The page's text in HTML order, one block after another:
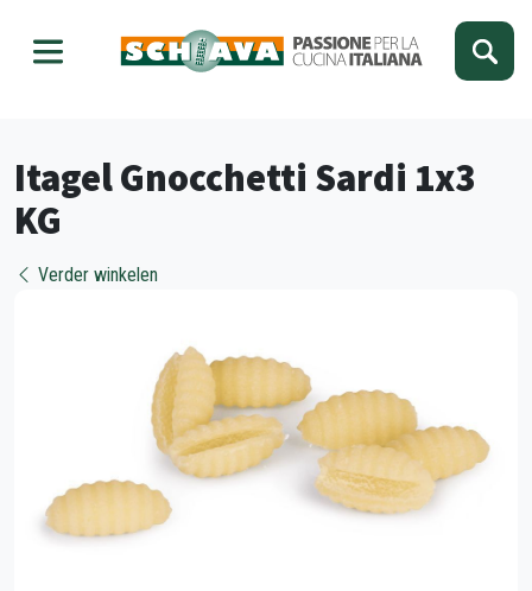
Itagel Gnocchetti Sardi 1x3
KG
Verder winkelen